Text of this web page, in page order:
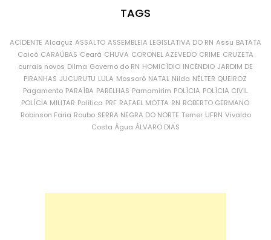
TAGS
ACIDENTE Alcaçuz ASSALTO ASSEMBLEIA LEGISLATIVA DO RN Assu BATATA
Caicó CARAÚBAS Ceará CHUVA CORONEL AZEVEDO CRIME CRUZETA
currais novos Dilma Governo do RN HOMICÍDIO INCÊNDIO JARDIM DE
PIRANHAS JUCURUTU LULA Mossoró NATAL Nilda NÉLTER QUEIROZ
Pagamento PARAÍBA PARELHAS Parnamirim POLÍCIA POLÍCIA CIVIL
POLÍCIA MILITAR Política PRF RAFAEL MOTTA RN ROBERTO GERMANO
Robinson Faria Roubo SERRA NEGRA DO NORTE Temer UFRN Vivaldo
Costa Água ÁLVARO DIAS